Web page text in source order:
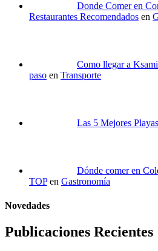
Donde Comer en
Restaurantes Recomendados en
Como llegar a
paso en Transporte
Las 5 Mejores
Dónde comer en
TOP en Gastronomía
Novedades
Publicaciones Recientes